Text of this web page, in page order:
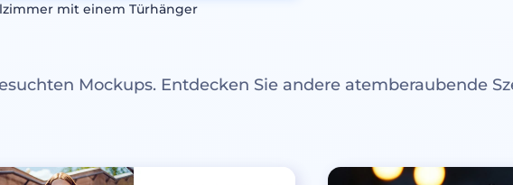
mit einem Türhänger
Mockups. Entdecken Sie andere atemberaubende